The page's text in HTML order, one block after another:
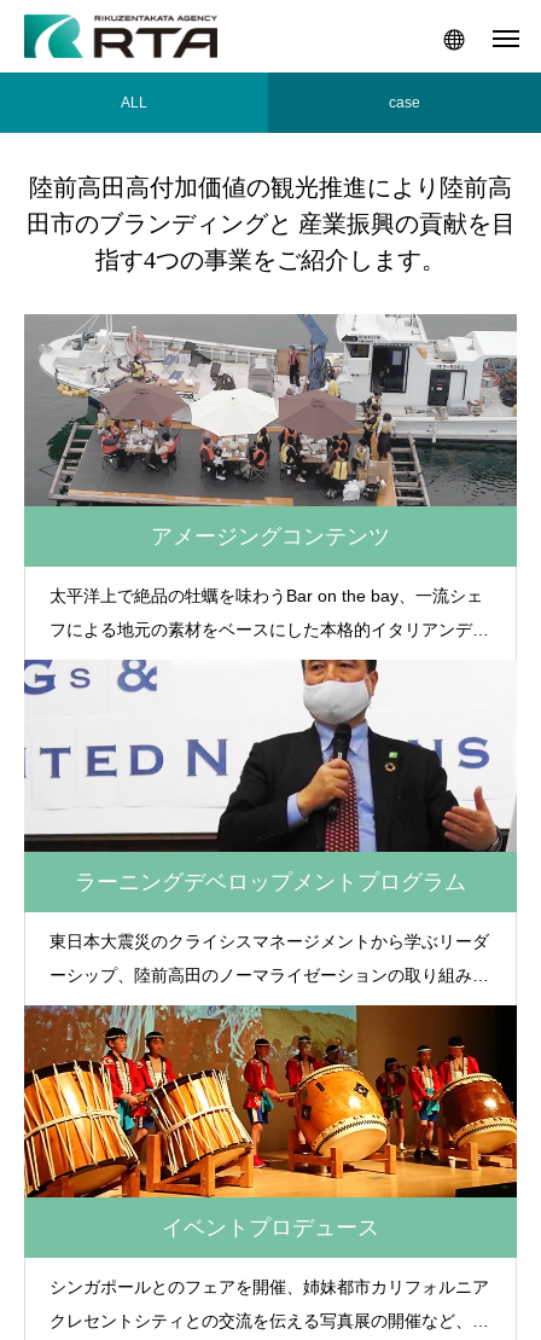
ALL case
陸前高田高付加価値の観光推進により陸前高
田市のブランディングと 産業振興の貢献を目
指す4つの事業をご紹介します。
アメージングコンテンツ
太平洋上で絶品の牡蠣を味わうBar on the bay、一流シェ
フによる地元の素材をベースにした本格的イタリアンディ
ナー、ワイン作りからイタリアで学んできたソムリエのワ
イン、気仙大工左官伝承館やワタミオーガニックランドで
のものつくりアクティビティ、高田松原で有名な美しい海
や気軽に登山が楽しめる山での美しい自然を舞台としたロ
ゲイ二ングや釣りなどのスポーツアクティビティ。ここ陸
前高田でしか味わえない思い出に残るアメージングなコン
ラーニングデベロップメントプログラム
東日本大震災のクライシスマネージメントから学ぶリーダ
ーシップ、陸前高田のノーマライゼーションの取り組みの
見学から考える自分らしい行き方の探求、SDGs以前から
行われているサスティナビリティに根ざした町つくりの見
学などを通し、真の意味での人材育成プログラムをご用
意、実施いたします。
イベントプロデュース
シンガポールとのフェアを開催、姉妹都市カリフォルニア
クレセントシティとの交流を伝える写真展の開催など、海